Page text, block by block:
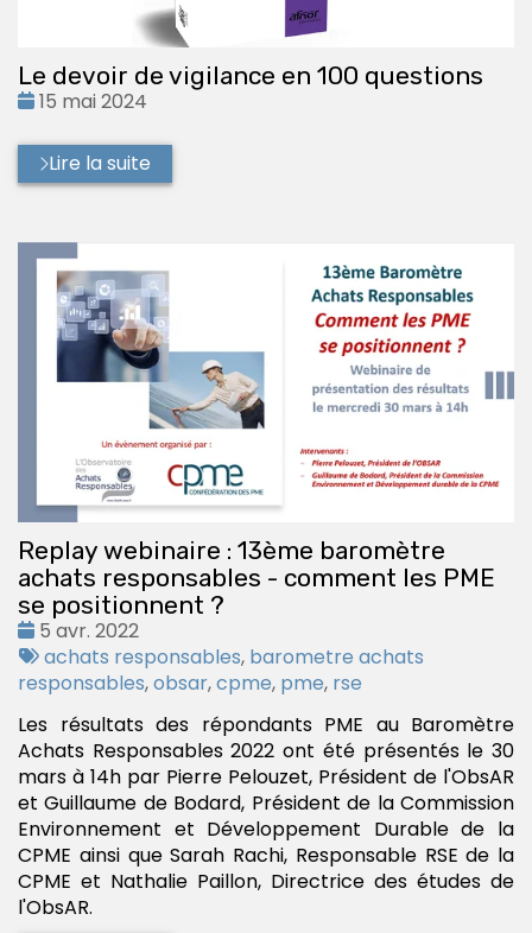
Le devoir de vigilance en 100 questions
Date
15 mai 2024
Lire la suite
Replay webinaire : 13ème baromètre
achats responsables - comment les PME
se positionnent ?
Date
:
5 avr. 2022
Tags
:
achats responsables, barometre achats
responsables,obsar,cpme, pme, rse
Les résultats des répondants PME au Baromètre
Achats Responsables 2022 ont été présentés le 30
mars à 14h par Pierre Pelouzet, Président de l'ObsAR
et Guillaume de Bodard, Président de la Commission
Environnement et Développement Durable de la
CPME ainsi que Sarah Rachi, Responsable RSE de la
CPME et Nathalie Paillon, Directrice des études de
l'ObsAR.